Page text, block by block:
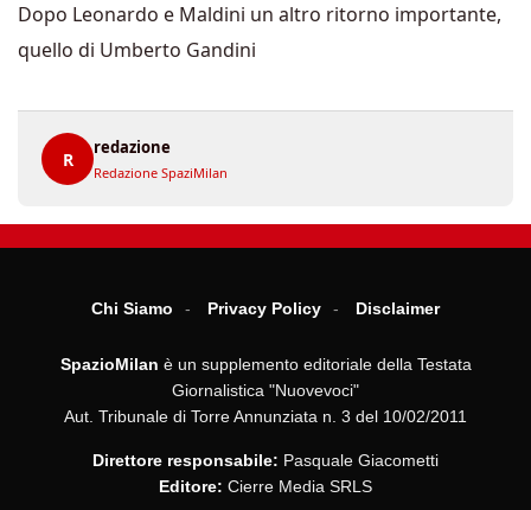
Dopo Leonardo e Maldini un altro ritorno importante,
quello di Umberto Gandini
R
redazione
Redazione SpaziMilan
Chi Siamo Privacy Policy Disclaimer
SpazioMilan è un supplemento editoriale della Testata
Giornalistica "Nuovevoci"
Aut. Tribunale di Torre Annunziata n. 3 del 10/02/2011
Direttore responsabile: Pasquale Giacometti
Editore: Cierre Media SRLS